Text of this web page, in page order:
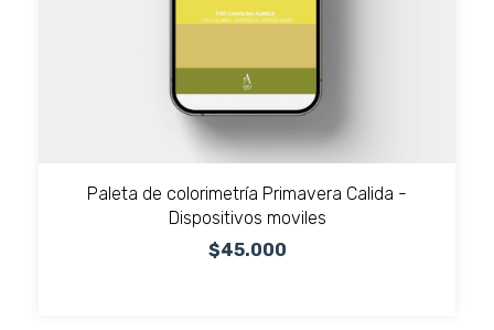
Paleta de colorimetría Primavera Calida -
Dispositivos moviles
$45.000